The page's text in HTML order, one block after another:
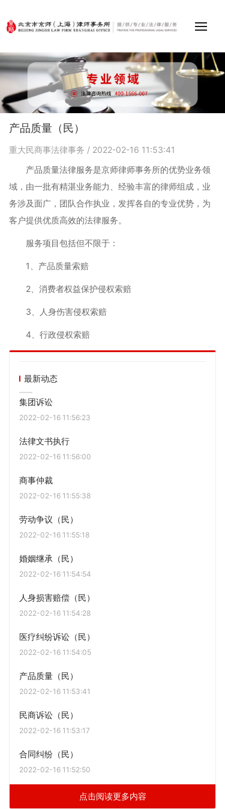
产品质量（民）
重大民商事法律事务 / 2022-02-16 11:53:41
产品质量法律服务是京师律师事务所的优势业务领
域，由一批有精湛业务能力、经验丰富的律师组成，业
务涉及面广，团队合作执业，发挥各自的专业优势，为
客户提供优质高效的法律服务。
服务项目包括但不限于：
1、产品质量索赔
2、消费者权益保护侵权索赔
3、人身伤害侵权索赔
4、行政侵权索赔
最新动态
集团诉讼
2022-02-16 11:56:23
法律文书执行
2022-02-16 11:56:00
商事仲裁
2022-02-16 11:55:38
劳动争议（民）
2022-02-16 11:55:18
婚姻继承（民）
2022-02-16 11:54:54
人身损害赔偿（民）
2022-02-16 11:54:28
医疗纠纷诉讼（民）
2022-02-16 11:54:05
产品质量（民）
2022-02-16 11:53:41
民商诉讼（民）
2022-02-16 11:53:17
合同纠纷（民）
2022-02-16 11:52:50
点击阅读更多内容